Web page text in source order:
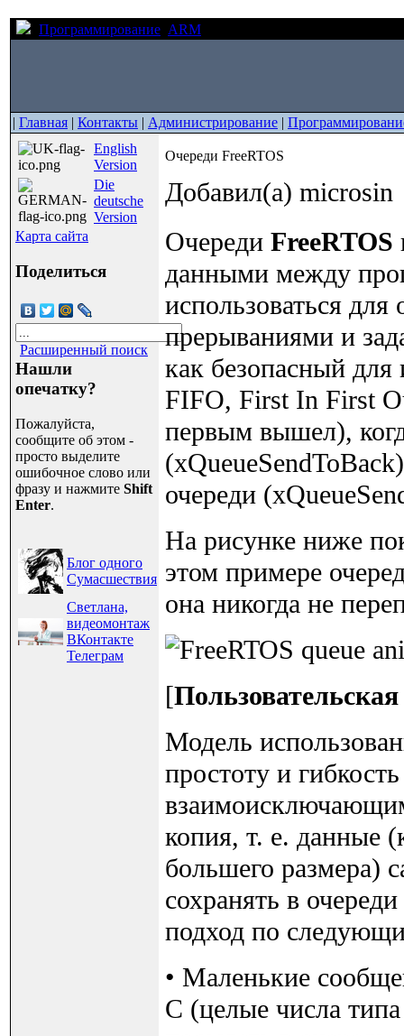
Программирование ARM
| Главная | Контакты | Администрирование |
English
Version
Die
deutsche
Version
Карта сайта
Поделиться
Расширенный поиск
Нашли
опечатку?
Пожалуйста,
сообщите об этом -
просто выделите
ошибочное слово или
фразу и нажмите Shift
Enter.
Блог одного
Сумасшествия
Светлана,
видеомонтаж
ВКонтакте
Телеграм
Очереди FreeRTOS
Добавил(а) microsin
Очереди FreeRTOS
данными между
использоваться
прерываниями и
как безопасный для
FIFO, First In First
первым вышел),
очереди
На рисунке ниже
этом примере
она никогда не
[
Модель
простоту и
копия, т. е. данные
большего размера)
сохранять в
подход по
• Маленькие
C (целые числа